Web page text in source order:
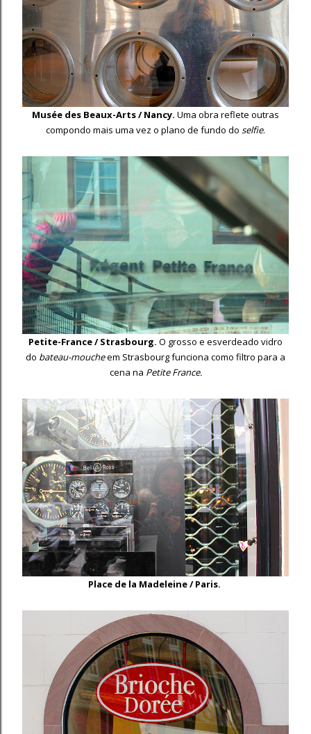
Musée des Beaux-Arts / Nancy. Uma obra reflete outras
compondo mais uma vez o plano de fundo do selfie.
Petite-France / Strasbourg. O grosso e esverdeado vidro
do bateau-moucheem Strasbourg funciona como filtro para a
cena na Petite France.
Place de la Madeleine / Paris.